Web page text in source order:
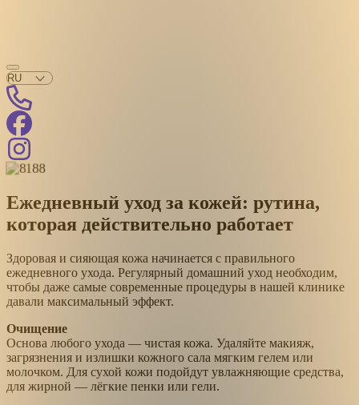
Ежедневный уход за кожей: рутина,
которая действительно работает
Здоровая и сияющая кожа начинается с правильного
ежедневного ухода. Регулярный домашний уход необходим,
чтобы даже самые современные процедуры в нашей клинике
давали максимальный эффект.
Очищение
Основа любого ухода — чистая кожа. Удаляйте макияж,
загрязнения и излишки кожного сала мягким гелем или
молочком. Для сухой кожи подойдут увлажняющие средства,
для жирной — лёгкие пенки или гели.